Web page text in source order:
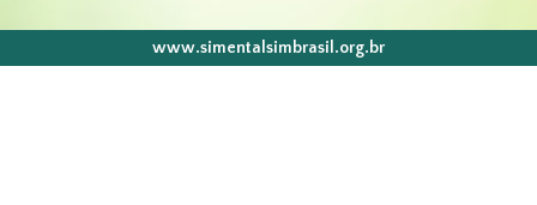
www.simentalsimbrasil.org.br